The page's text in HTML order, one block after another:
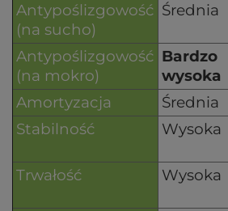
Antypoślizgowość
(na sucho)
Średnia
Antypoślizgowość
(na mokro)
Bardzo
wysoka
Amortyzacja Średnia
Stabilność
Wysoka
Trwałość
Wysoka